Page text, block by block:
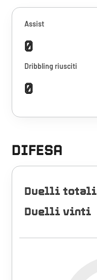
Assist
0
Dribbling riusciti
0
DIFESA
Duelli totali
Duelli vinti